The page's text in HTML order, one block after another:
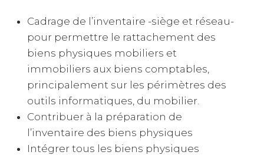
Cadrage de l’inventaire -siège et réseau-
pour permettre le rattachement des
biens physiques mobiliers et
immobiliers aux biens comptables,
principalement sur les périmètres des
outils informatiques, du mobilier.
Contribuer à la préparation de
l’inventaire des biens physiques
Intégrer tous les biens physiques